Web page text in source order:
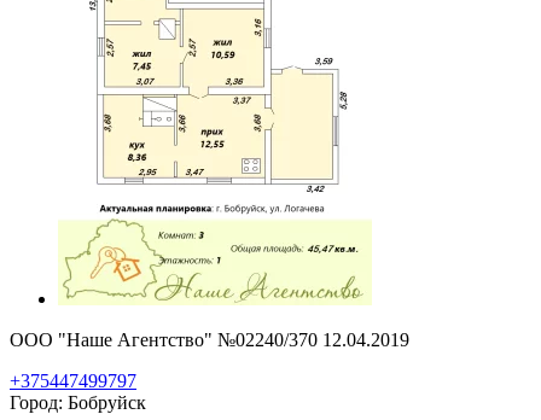
ООО "Наше Агентство" №02240/370 12.04.2019
+375447499797
Город: Бобруйск